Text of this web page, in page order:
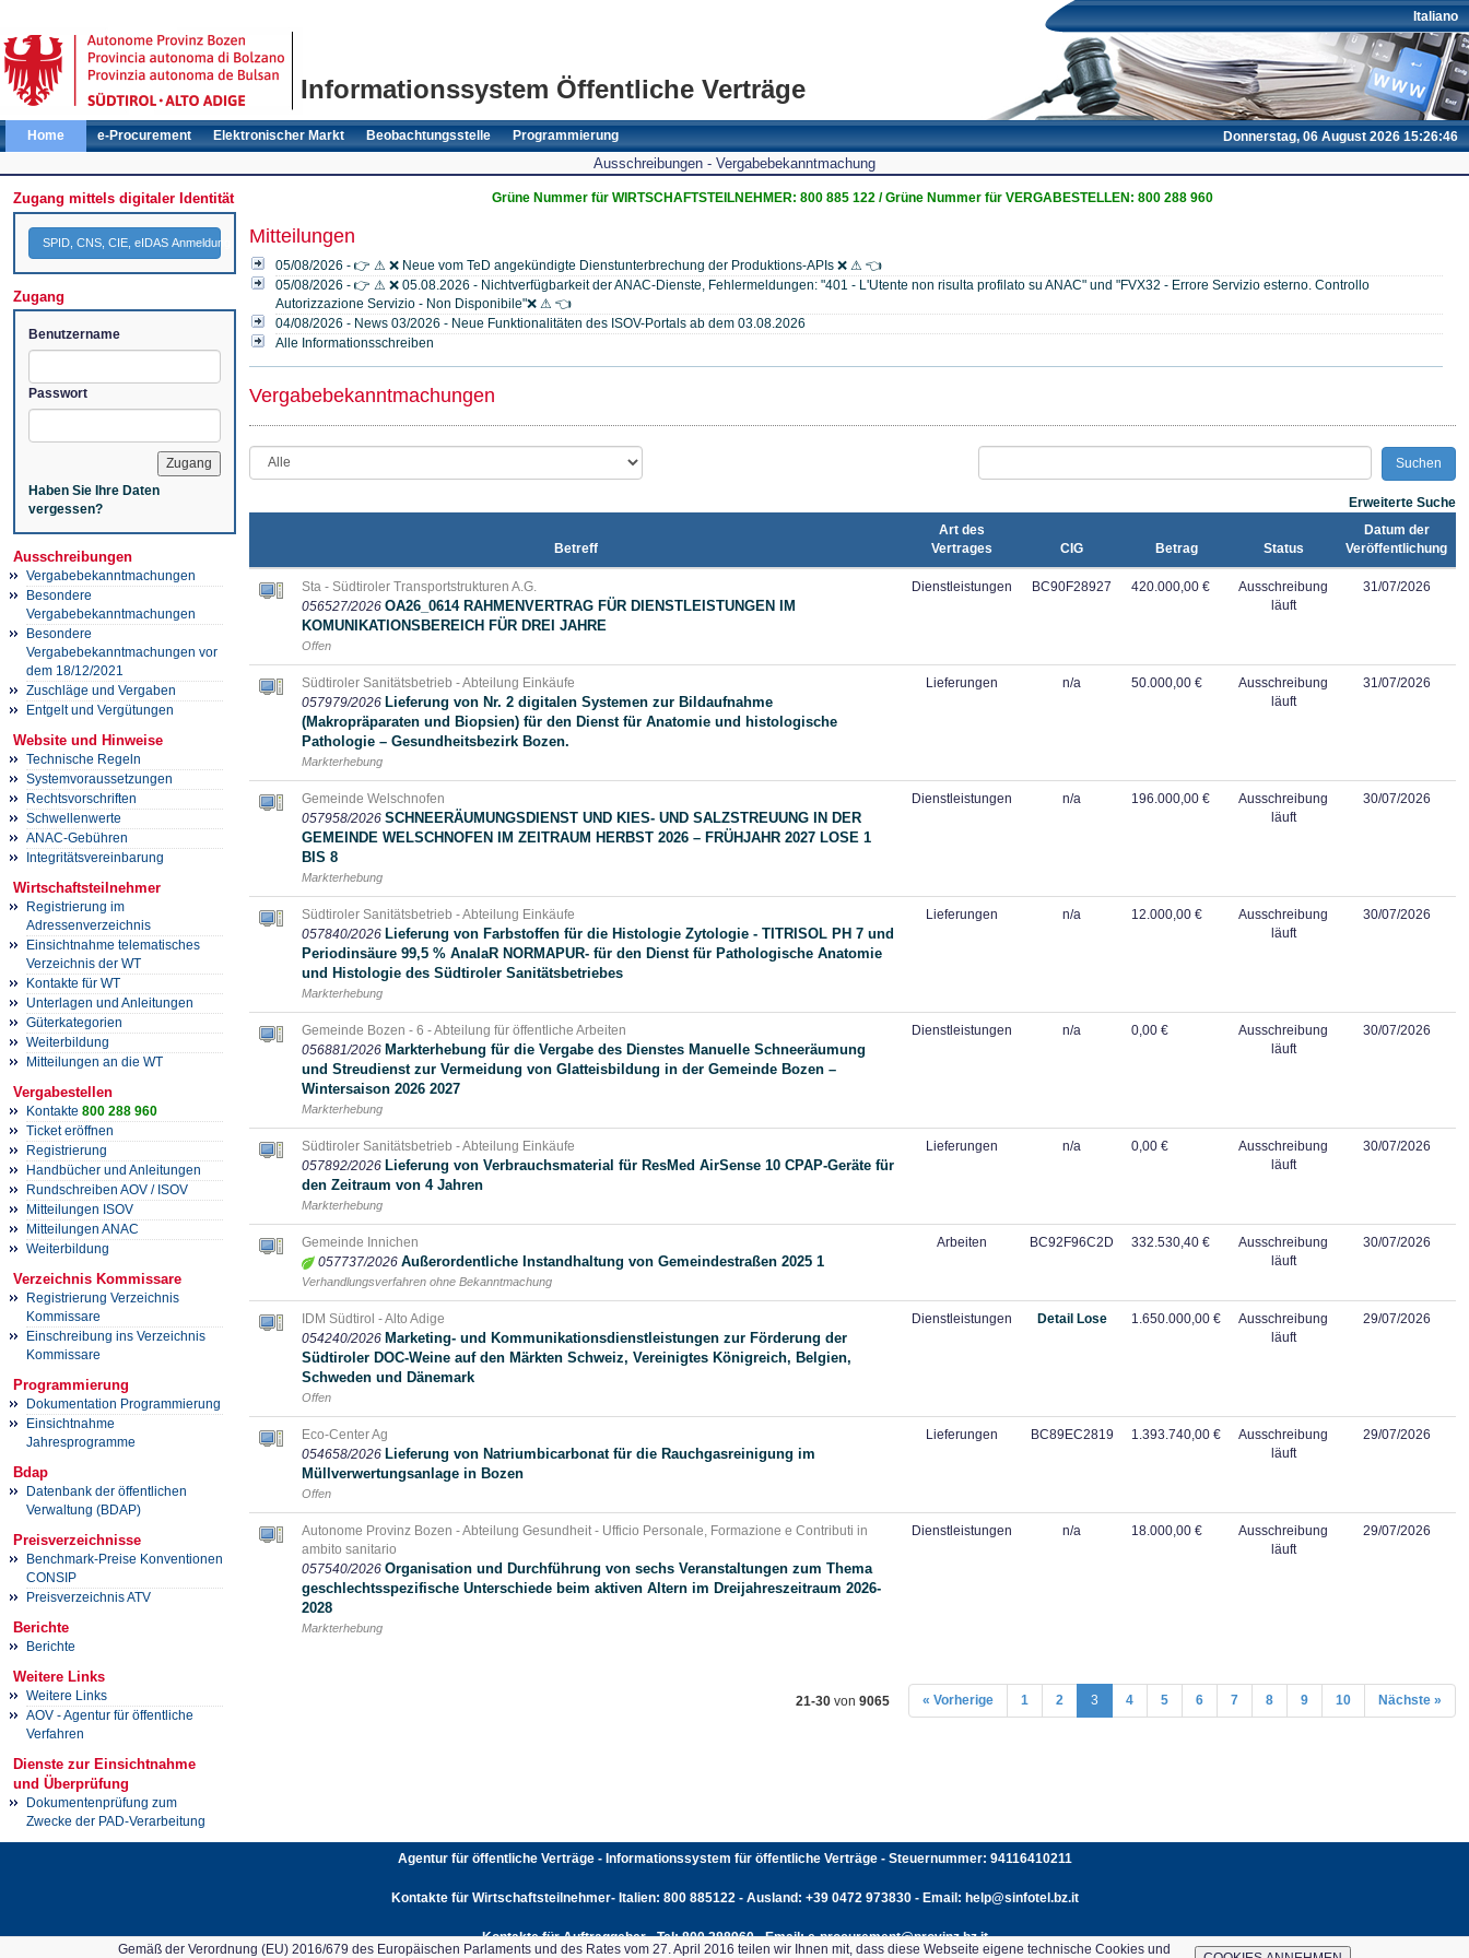
Informationssystem Öffentliche Verträge
Italiano
Donnerstag, 06 August 2026 15:26:47
Home e-Procurement Elektronischer Markt Beobachtungsstelle Programmierung
Gemäß der Verordnung (EU) 2016/679 des Europäischen Parlaments und des Rates vom 27. April 2016 teilen wir Ihnen mit, dass diese Webseite eigene technische Cookies und
Ausschreibungen - Vergabebekanntmachung
Zugang mittels digitaler Identität
SPID, CNS, CIE, eIDAS Anmeldung
Zugang
Benutzername
Passwort
Haben Sie Ihre Daten
vergessen?
Ausschreibungen
Vergabebekanntmachungen
Besondere
Vergabebekanntmachungen
Besondere
Vergabebekanntmachungen vor
dem 18/12/2021
Zuschläge und Vergaben
Entgelt und Vergütungen
Website und Hinweise
Technische Regeln
Systemvoraussetzungen
Rechtsvorschriften
Schwellenwerte
ANAC-Gebühren
Integritätsvereinbarung
Wirtschaftsteilnehmer
Registrierung im
Adressenverzeichnis
Einsichtnahme telematisches
Verzeichnis der WT
Kontakte für WT
Unterlagen und Anleitungen
Güterkategorien
Weiterbildung
Mitteilungen an die WT
Vergabestellen
Kontakte 800 288 960
Ticket eröffnen
Registrierung
Handbücher und Anleitungen
Rundschreiben AOV / ISOV
Mitteilungen ISOV
Mitteilungen ANAC
Weiterbildung
Verzeichnis Kommissare
Registrierung Verzeichnis
Kommissare
Einschreibung ins Verzeichnis
Kommissare
Programmierung
Dokumentation Programmierung
Einsichtnahme
Jahresprogramme
Bdap
Datenbank der öffentlichen
Verwaltung (BDAP)
Preisverzeichnisse
Benchmark-Preise Konventionen
CONSIP
Preisverzeichnis ATV
Berichte
Berichte
Weitere Links
Weitere Links
AOV - Agentur für öffentliche
Verfahren
Dienste zur Einsichtnahme
und Überprüfung
Dokumentenprüfung zum
Zwecke der PAD-Verarbeitung
Grüne Nummer für WIRTSCHAFTSTEILNEHMER: 800 885 122 / Grüne Nummer für VERGABESTELLEN: 800 288 960
Mitteilungen
05/08/2026 - 👉 ⚠ ❌ Neue vom TeD angekündigte Dienstunterbrechung der Produktions-APIs ❌ ⚠ 👈
05/08/2026 - 👉 ⚠ ❌ 05.08.2026 - Nichtverfügbarkeit der ANAC-Dienste, Fehlermeldungen: "401 - L'Utente non risulta profilato su ANAC" und "FVX32 - Errore Servizio esterno. Controllo
Autorizzazione Servizio - Non Disponibile"❌ ⚠ 👈
04/08/2026 - News 03/2026 - Neue Funktionalitäten des ISOV-Portals ab dem 03.08.2026
Alle Informationsschreiben
Vergabebekanntmachungen
Erweiterte Suche
Betreff
Art des
Vertrages
CIG Betrag Status
Datum der
Veröffentlichung
Sta - Südtiroler Transportstrukturen A.G.
056527/2026 OA26_0614 RAHMENVERTRAG FÜR DIENSTLEISTUNGEN IM
KOMUNIKATIONSBEREICH FÜR DREI JAHRE
Offen
Dienstleistungen BC90F28927 420.000,00 €
Ausschreibung
läuft
31/07/2026
Südtiroler Sanitätsbetrieb - Abteilung Einkäufe
057979/2026 Lieferung von Nr. 2 digitalen Systemen zur Bildaufnahme
(Makropräparaten und Biopsien) für den Dienst für Anatomie und histologische
Pathologie – Gesundheitsbezirk Bozen.
Markterhebung
Lieferungen n/a 50.000,00 €
Ausschreibung
läuft
31/07/2026
Gemeinde Welschnofen
057958/2026 SCHNEERÄUMUNGSDIENST UND KIES- UND SALZSTREUUNG IN DER
GEMEINDE WELSCHNOFEN IM ZEITRAUM HERBST 2026 – FRÜHJAHR 2027 LOSE 1
BIS 8
Markterhebung
Dienstleistungen n/a 196.000,00 €
Ausschreibung
läuft
30/07/2026
Südtiroler Sanitätsbetrieb - Abteilung Einkäufe
057840/2026 Lieferung von Farbstoffen für die Histologie Zytologie - TITRISOL PH 7 und
Periodinsäure 99,5 % AnalaR NORMAPUR- für den Dienst für Pathologische Anatomie
und Histologie des Südtiroler Sanitätsbetriebes
Markterhebung
Lieferungen n/a 12.000,00 €
Ausschreibung
läuft
30/07/2026
Gemeinde Bozen - 6 - Abteilung für öffentliche Arbeiten
056881/2026 Markterhebung für die Vergabe des Dienstes Manuelle Schneeräumung
und Streudienst zur Vermeidung von Glatteisbildung in der Gemeinde Bozen –
Wintersaison 2026 2027
Markterhebung
Dienstleistungen n/a 0,00 €
Ausschreibung
läuft
30/07/2026
Südtiroler Sanitätsbetrieb - Abteilung Einkäufe
057892/2026 Lieferung von Verbrauchsmaterial für ResMed AirSense 10 CPAP-Geräte für
den Zeitraum von 4 Jahren
Markterhebung
Lieferungen n/a 0,00 €
Ausschreibung
läuft
30/07/2026
Gemeinde Innichen
057737/2026 Außerordentliche Instandhaltung von Gemeindestraßen 2025 1
Verhandlungsverfahren ohne Bekanntmachung
Arbeiten BC92F96C2D 332.530,40 €
Ausschreibung
läuft
30/07/2026
IDM Südtirol - Alto Adige
054240/2026 Marketing- und Kommunikationsdienstleistungen zur Förderung der
Südtiroler DOC-Weine auf den Märkten Schweiz, Vereinigtes Königreich, Belgien,
Schweden und Dänemark
Offen
Dienstleistungen Detail Lose 1.650.000,00 €
Ausschreibung
läuft
29/07/2026
Eco-Center Ag
054658/2026 Lieferung von Natriumbicarbonat für die Rauchgasreinigung im
Müllverwertungsanlage in Bozen
Offen
Lieferungen BC89EC2819 1.393.740,00 €
Ausschreibung
läuft
29/07/2026
Autonome Provinz Bozen - Abteilung Gesundheit - Ufficio Personale, Formazione e Contributi in
ambito sanitario
057540/2026 Organisation und Durchführung von sechs Veranstaltungen zum Thema
geschlechtsspezifische Unterschiede beim aktiven Altern im Dreijahreszeitraum 2026-
2028
Markterhebung
Dienstleistungen n/a 18.000,00 €
Ausschreibung
läuft
29/07/2026
21-30 von 9065 « Vorherige 1 2 3 4 5 6 7 8 9 10 Nächste »
Agentur für öffentliche Verträge - Informationssystem für öffentliche Verträge - Steuernummer: 94116410211
Kontakte für Wirtschaftsteilnehmer- Italien: 800 885122 - Ausland: +39 0472 973830 - Email: help@sinfotel.bz.it
Kontakte für Auftraggeber - Tel: 800 288960 - Email: e-procurement@provinz.bz.it